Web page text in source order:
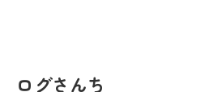
ログさんち